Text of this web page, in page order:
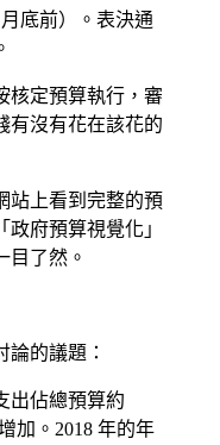
月底前）。表決通
核定預算執行，審
有沒有花在該花的
站上看到完整的預
府預算視覺化」
目了然。
論的議題：
出佔總預算約
加。2018 年的年